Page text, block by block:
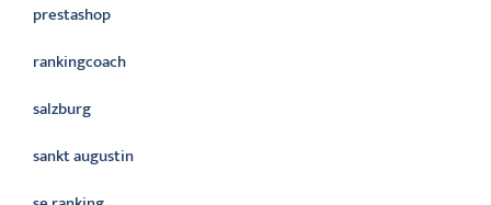
prestashop
rankingcoach
salzburg
sankt augustin